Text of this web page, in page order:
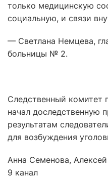
только медицинскую
социальную, и связи
— Светлана Немцева,
больницы № 2.
Следственный комитет
начал доследственную
результатам
для возбуждения
Анна Семенова,
9 канал